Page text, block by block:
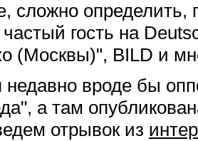
сложно определить,
частый гость на
(Москвы)", BILD и
недавно вроде бы
а там
отрывок из